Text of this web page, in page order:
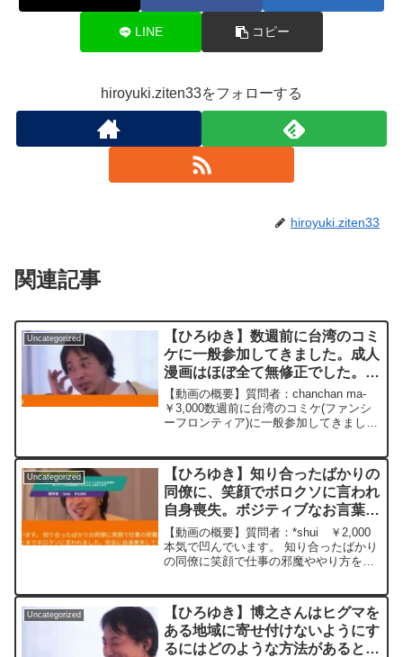
LINE コピー
hiroyuki.ziten33をフォローする
hiroyuki.ziten33
関連記事
Uncategorized
【ひろゆき】数週前に台湾のコミ
ケに一般参加してきました。成人
漫画はほぼ全て無修正でした。こ
の調子でアジア中東地域2番目の
ポルノ解禁国として誇らしく君臨
して欲しいです。ーひろゆき切り
【動画の概要】質問者：chanchan ma-
￥3,000数週前に台湾のコミケ(ファンシ
ーフロンティア)に一般参加してきまし
ないみたいですが急速な開放化はオード
リータン...
Uncategorized
【ひろゆき】知り合ったばかりの
同僚に、笑顔でボロクソに言われ
自身喪失。ボジティブなお言葉を
いただけると助かりますー ひろ
ゆき切り抜き 20231128
【動画の概要】質問者：*shui ￥2,000
本気で凹んでいます。 知り合ったばかり
の同僚に笑顔で仕事の邪魔ややり方をバ
失してしまいました。こんな人がまだ世
の中にいるの...
Uncategorized
【ひろゆき】博之さんはヒグマを
ある地域に寄せ付けないようにす
るにはどのような方法があると思